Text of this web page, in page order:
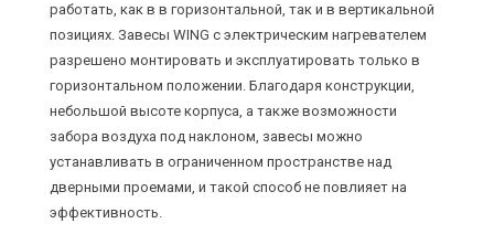
работать, как в в горизонтальной, так и в вертикальной
позициях. Завесы WING c электрическим нагревателем
разрешено монтировать и эксплуатировать только в
горизонтальном положении. Благодаря конструкции,
небольшой высоте корпуса, а также возможности
забора воздуха под наклоном, завесы можно
устанавливать в ограниченном пространстве над
дверными проемами, и такой способ не повлияет на
эффективность.